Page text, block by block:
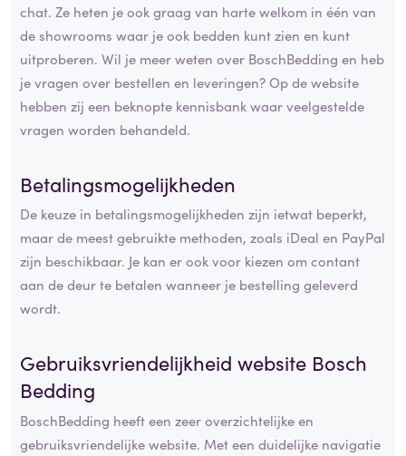
chat. Ze heten je ook graag van harte welkom in één van
de showrooms waar je ook bedden kunt zien en kunt
uitproberen. Wil je meer weten over BoschBedding en heb
je vragen over bestellen en leveringen? Op de website
hebben zij een beknopte kennisbank waar veelgestelde
vragen worden behandeld.
Betalingsmogelijkheden
De keuze in betalingsmogelijkheden zijn ietwat beperkt,
maar de meest gebruikte methoden, zoals iDeal en PayPal
zijn beschikbaar. Je kan er ook voor kiezen om contant
aan de deur te betalen wanneer je bestelling geleverd
wordt.
Gebruiksvriendelijkheid website Bosch
Bedding
BoschBedding heeft een zeer overzichtelijke en
gebruiksvriendelijke website. Met een duidelijke navigatie